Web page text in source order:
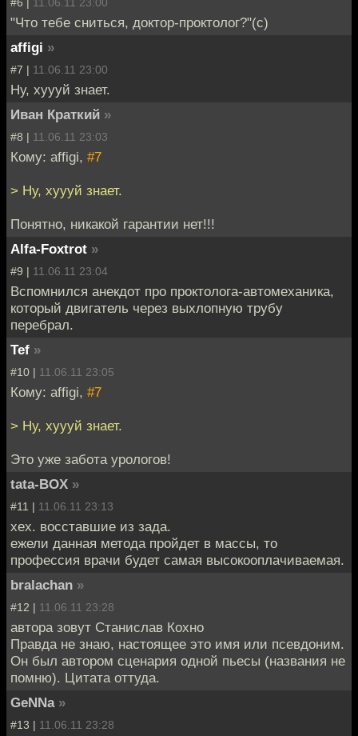
"Что тебе сниться, доктор-проктолог?"(с)
affigi »
#7 | 11.06.11 23:00
Ну, хуууй знает.
Иван Краткий »
#8 | 11.06.11 23:03
Кому: affigi, #7
> Ну, хуууй знает.
Понятно, никакой гарантии нет!!!
Alfa-Foxtrot »
#9 | 11.06.11 23:04
Вспомнился анекдот про проктолога-автомеханика,
который двигатель через выхлопную трубу
перебрал.
Tef »
#10 | 11.06.11 23:05
Кому: affigi, #7
> Ну, хуууй знает.
Это уже забота урологов!
tata-BOX »
#11 | 11.06.11 23:13
хех. восставшие из зада.
ежели данная метода пройдет в массы, то
профессия врачи будет самая высокооплачиваемая.
bralachan »
#12 | 11.06.11 23:28
автора зовут Станислав Кохно
Правда не знаю, настоящее это имя или псевдоним.
Он был автором сценария одной пьесы (названия не
помню). Цитата оттуда.
GeNNa »
#13 | 11.06.11 23:28